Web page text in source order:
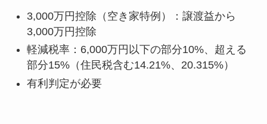
3,000万円控除（空き家特例）：譲渡益から
3,000万円控除
軽減税率：6,000万円以下の部分10%、超える
部分15%（住民税含む14.21%、20.315%）
有利判定が必要